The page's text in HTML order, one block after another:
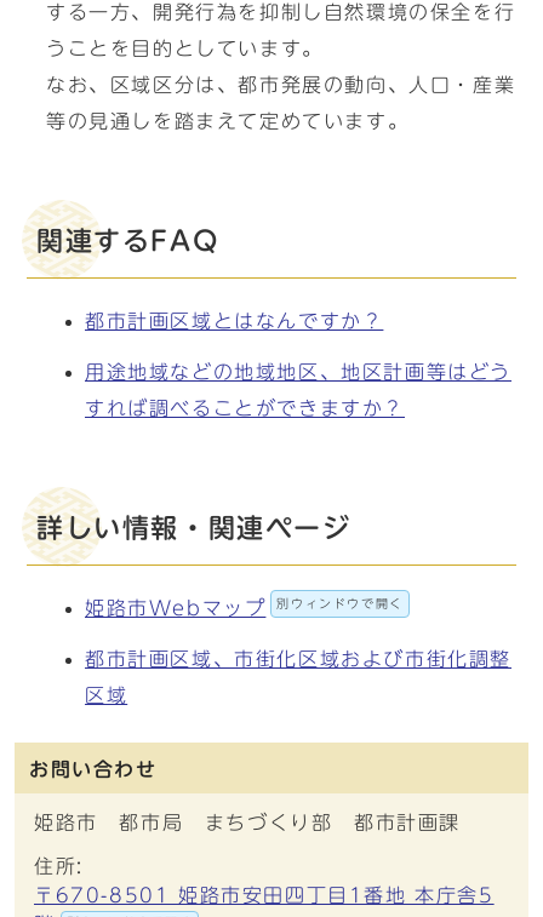
する一方、開発行為を抑制し自然環境の保全を行
うことを目的としています。
なお、区域区分は、都市発展の動向、人口・産業
等の見通しを踏まえて定めています。
関連するFAQ
都市計画区域とはなんですか？
用途地域などの地域地区、地区計画等はどう
すれば調べることができますか？
詳しい情報・関連ページ
姫路市Webマップ 別ウィンドウで開く
都市計画区域、市街化区域および市街化調整
区域
お問い合わせ
姫路市 都市局 まちづくり部 都市計画課
住所:
〒670-8501 姫路市安田四丁目1番地 本庁舎5